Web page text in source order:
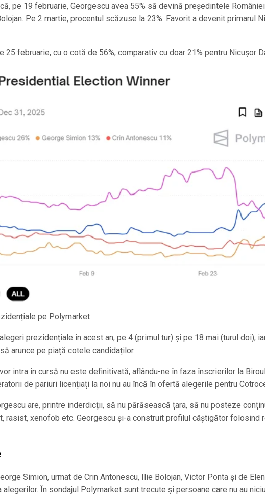
pe 19 februarie, Georgescu avea 55% să devină președintele
Pe 2 martie, procentul scăzuse la 23%. Favorit a devenit primarul
februarie, cu o cotă de 56%, comparativ cu doar 21% pentru Nicușor
pe Polymarket
prezidențiale în acest an, pe 4 (primul tur) și pe 18 mai (turul doi),
arunce pe piață cotele candidaților.
intra în cursă nu este definitivată, aflându-ne în faza înscrierilor la
de pariuri licențiați la noi nu au încă în ofertă alegerile pentru
are, printre inderdicții, să nu părăsească țara, să nu posteze
rasist, xenofob etc. Georgescu și-a construit profilul câștigător folosind
Simion, urmat de Crin Antonescu, Ilie Bolojan, Victor Ponta și de
În sondajul Polymarket sunt trecute și persoane care nu au